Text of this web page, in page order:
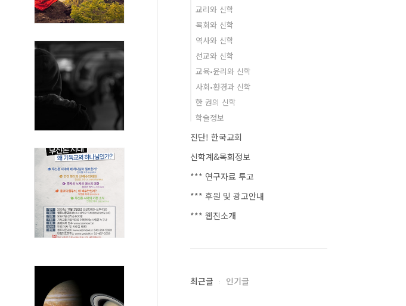
교리와 신학
목회와 신학
역사와 신학
선교와 신학
교육•윤리와 신학
사회•환경과 신학
한 권의 신학
학술정보
진단! 한국교회
신학계&목회정보
*** 연구자료 투고
*** 후원 및 광고안내
*** 웹진소개
최근글 인기글